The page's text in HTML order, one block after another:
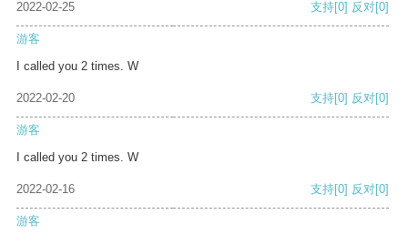
2022-02-25 支持[0] 反对[0]
游客
I called you 2 times. W
2022-02-20 支持[0] 反对[0]
游客
I called you 2 times. W
2022-02-16 支持[0] 反对[0]
游客